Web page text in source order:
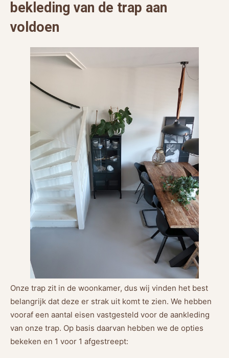
bekleding van de trap aan
voldoen
Onze trap zit in de woonkamer, dus wij vinden het best
belangrijk dat deze er strak uit komt te zien. We hebben
vooraf een aantal eisen vastgesteld voor de aankleding
van onze trap. Op basis daarvan hebben we de opties
bekeken en 1 voor 1 afgestreept: